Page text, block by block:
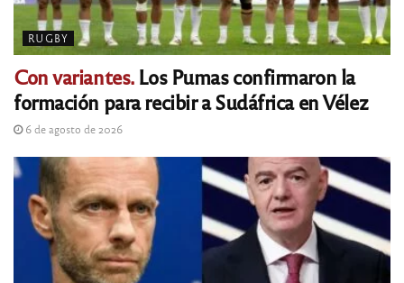
RUGBY
Con variantes.Los Pumas confirmaron la
formación para recibir a Sudáfrica en Vélez
6 de agosto de 2026